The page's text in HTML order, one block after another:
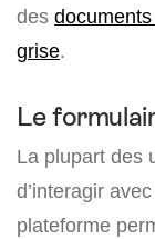
des
grise.
Le
La plupart des
d’interagir
plateforme